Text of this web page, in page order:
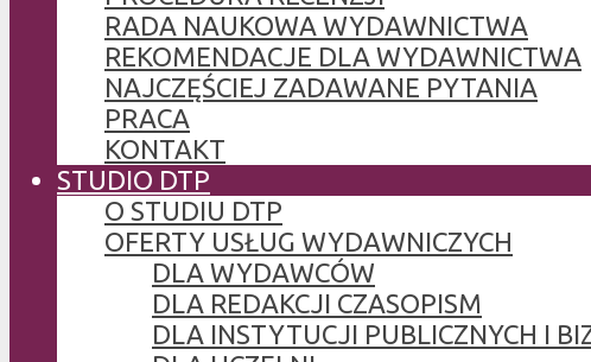
RADA NAUKOWA WYDAWNICTWA
REKOMENDACJE DLA WYDAWNICTWA
NAJCZĘŚCIEJ ZADAWANE PYTANIA
PRACA
KONTAKT
STUDIO DTP
O STUDIU DTP
OFERTY USŁUG WYDAWNICZYCH
DLA WYDAWCÓW
DLA REDAKCJI CZASOPISM
DLA INSTYTUCJI PUBLICZNYCH I